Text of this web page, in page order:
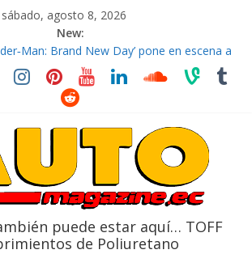
sábado, agosto 8, 2026
New:
vehículo gana protagonismo a la hora de
Brand New Day’ pone en escena a
2026, edición 47ª, recorre 7 provincias en 8
Sinotruk Bolden para cubrir las rutas de La
puede estar aquí… TOFF
de Poliuretano